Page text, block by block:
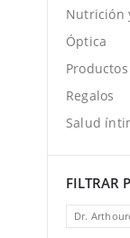
Nutrición
Óptica
Regalos
Salud
FILTRAR
Dr.